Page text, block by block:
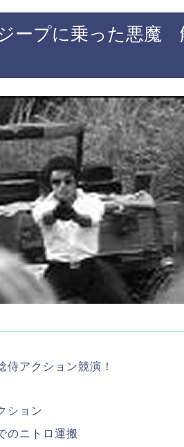
プに乗った悪魔
侍アクション競演！
ション
のニトロ運搬